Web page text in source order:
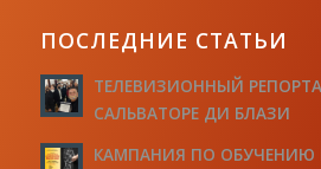
ПОСЛЕДНИЕ СТАТЬИ
ТЕЛЕВИЗИОННЫЙ
САЛЬВАТОРЕ ДИ БЛАЗИ
КАМПАНИЯ ПО